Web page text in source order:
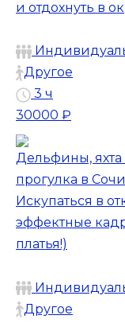
и отдохнуть в
Другое
3 ч
30000 ₽
Дельфины,
прогулка в Сочи
Искупаться в
эффектные
платья!)
Другое